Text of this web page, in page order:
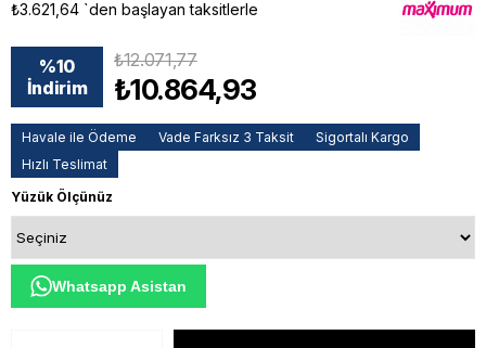
₺3.621,64 `den başlayan taksitlerle
%10
İndirim
₺12.071,77
₺10.864,93
Havale ile Ödeme Vade Farksız 3 Taksit
Sigortalı Kargo
Hızlı Teslimat
Yüzük Ölçünüz
Whatsapp Asistan